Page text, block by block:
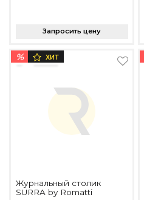
Запросить цену
% ХИТ
Журнальный столик
SURRA by Romatti